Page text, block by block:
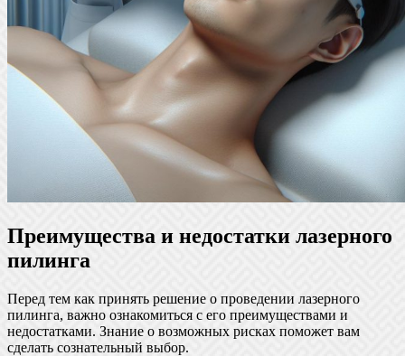
Преимущества и недостатки лазерного
пилинга
Перед тем как принять решение о проведении лазерного
пилинга, важно ознакомиться с его преимуществами и
недостатками. Знание о возможных рисках поможет вам
сделать сознательный выбор.